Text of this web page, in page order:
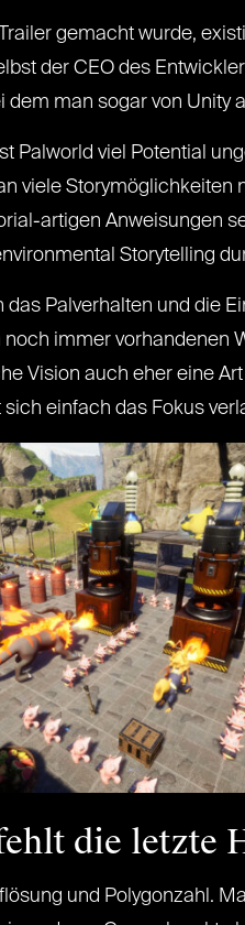
gemacht wurde,
der CEO des
dem man sogar von Unity
Palworld viel Potential
viele Storymöglichkeiten
artigen Anweisungen
Storytelling
das Palverhalten und die
noch immer
Vision auch eher eine
einfach das Fokus
die letzte
und Polygonzahl.